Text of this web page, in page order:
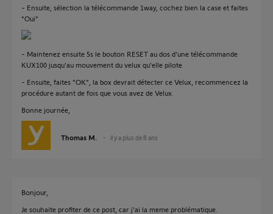
- Ensuite, sélection la télécommande 1way, cochez bien la case et faites
"Oui"
- Maintenez ensuite 5s le bouton RESET au dos d'une télécommande
KUX100 jusqu'au mouvement du velux qu'elle pilote
- Ensuite, faites "OK", la box devrait détecter ce Velux, recommencez la
procédure autant de fois que vous avez de Velux.
Bonne journée,
Thomas M. il y a plus de 8 ans
Bonjour,
Je souhaite profiter de ce post, car j'ai la meme problématique.